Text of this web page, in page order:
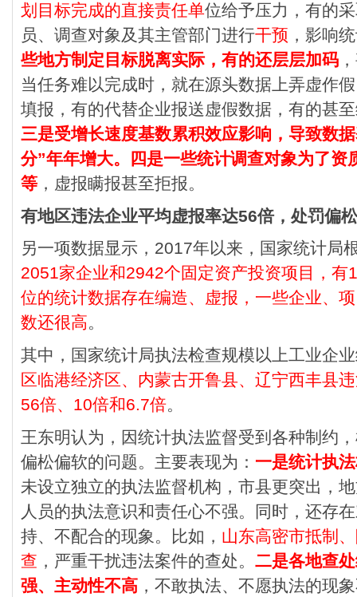
划目标完成的直接责任单位给予压力，有的
员、调查对象及其主管部门进行干预 ，影响
些地方制定目标脱离实际，有的还层层加码
当任务难以完成时，就在源头数据上弄虚作
填报，有的代替企业报送虚假数据，有的甚
三是受增长速度基数累积效应影响，导致数
分”年年增大。
四是一些统计调查对象为了
等 ，虚报瞒报甚至拒报。
有地区违法企业平均虚报率达56倍，处罚偏
另一项数据显示，2017年以来，国家统计局
2051家企业和2942个固定资产投资项目，
位的统计数据存在编造、虚报，一些企业、
数还很高。
其中，国家统计局执法检查规模以上工业企
区临港经济区、内蒙古开鲁县、辽宁西丰县
56倍、10倍和6.7倍。
王东明认为，因统计执法监督受到各种制约
偏松偏软的问题。主要表现为： 一是统计执
未设立独立的执法监督机构，市县更突出，
人员的执法意识和责任心不强。同时，还存
持、不配合的现象。比如， 山东高密市抵制
查 ，严重干扰违法案件的查处。 二是各地查
强、主动性不高 ，不敢执法、不愿执法的现